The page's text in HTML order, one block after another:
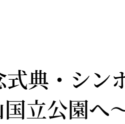
典・シン
立公園へ